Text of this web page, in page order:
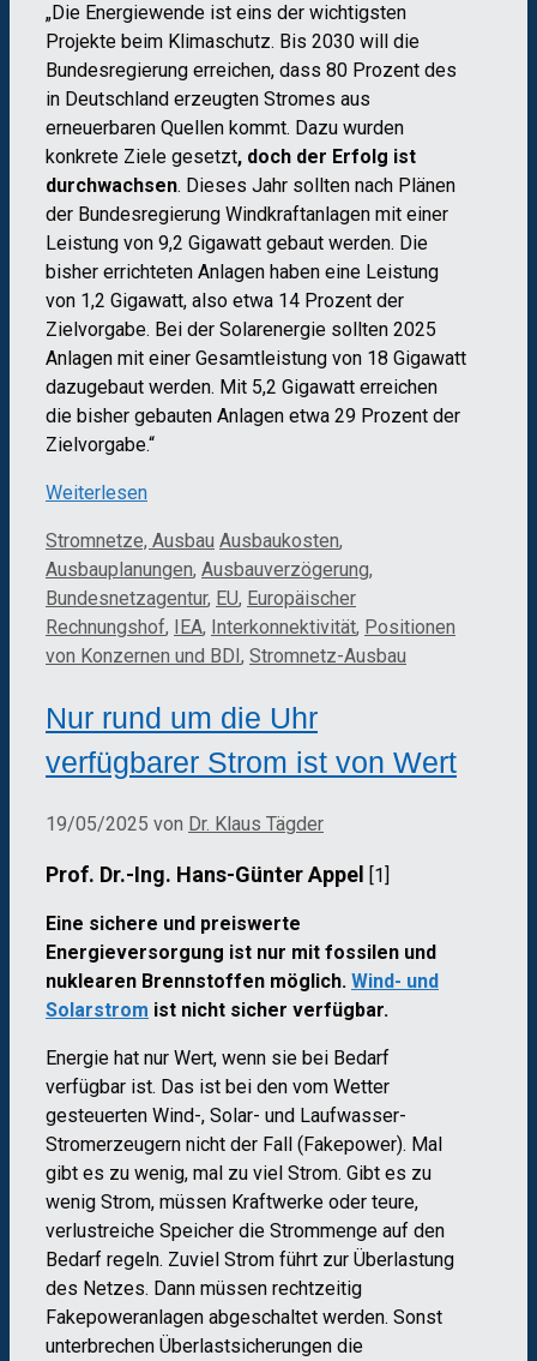
„Die Energiewende ist eins der wichtigsten
Projekte beim Klimaschutz. Bis 2030 will die
Bundesregierung erreichen, dass 80 Prozent des
in Deutschland erzeugten Stromes aus
erneuerbaren Quellen kommt. Dazu wurden
konkrete Ziele gesetzt, doch der Erfolg ist
durchwachsen. Dieses Jahr sollten nach Plänen
der Bundesregierung Windkraftanlagen mit einer
Leistung von 9,2 Gigawatt gebaut werden. Die
bisher errichteten Anlagen haben eine Leistung
von 1,2 Gigawatt, also etwa 14 Prozent der
Zielvorgabe. Bei der Solarenergie sollten 2025
Anlagen mit einer Gesamtleistung von 18 Gigawatt
dazugebaut werden. Mit 5,2 Gigawatt erreichen
die bisher gebauten Anlagen etwa 29 Prozent der
Zielvorgabe.“
Weiterlesen
Kategorien
Stromnetze, Ausbau Schlagwörter
Ausbaukosten,
Ausbauplanungen, Ausbauverzögerung,
Bundesnetzagentur, EU, Europäischer
Rechnungshof, IEA, Interkonnektivität, Positionen
von Konzernen und BDI, Stromnetz-Ausbau
Nur rund um die Uhr
verfügbarer Strom ist von Wert
19/05/2025 von Dr. Klaus Tägder
Prof. Dr.-Ing. Hans-Günter Appel [1]
Eine sichere und preiswerte
Energieversorgung ist nur mit fossilen und
nuklearen Brennstoffen möglich. Wind- und
Solarstrom ist nicht sicher verfügbar.
Energie hat nur Wert, wenn sie bei Bedarf
verfügbar ist. Das ist bei den vom Wetter
gesteuerten Wind-, Solar- und Laufwasser-
Stromerzeugern nicht der Fall (Fakepower). Mal
gibt es zu wenig, mal zu viel Strom. Gibt es zu
wenig Strom, müssen Kraftwerke oder teure,
verlustreiche Speicher die Strommenge auf den
Bedarf regeln. Zuviel Strom führt zur Überlastung
des Netzes. Dann müssen rechtzeitig
Fakepoweranlagen abgeschaltet werden. Sonst
unterbrechen Überlastsicherungen die